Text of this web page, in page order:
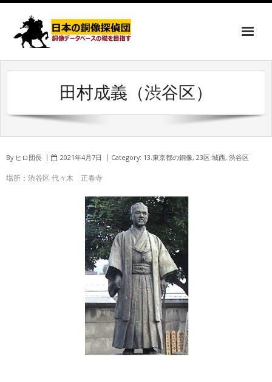
田村成義（渋谷区）
By ヒロ団長 2021年4月7日 Category: 13.東京都の銅像, 23区:城西, 渋谷区
場所：渋谷区 代々木 正春寺